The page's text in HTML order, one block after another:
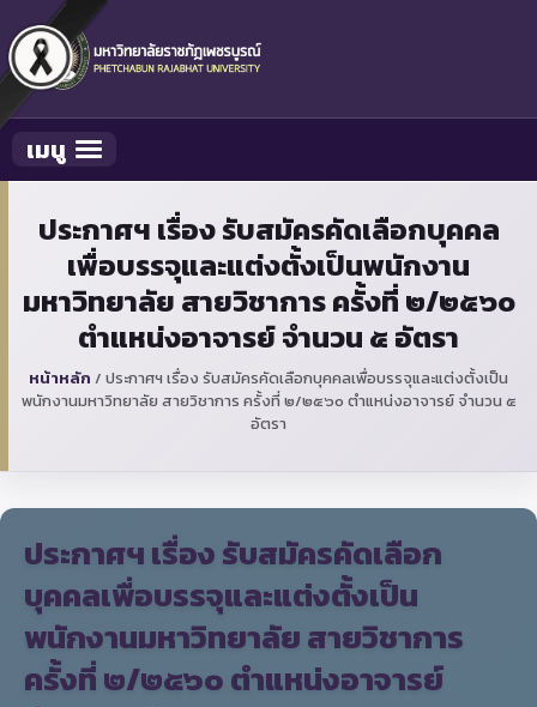
Toggle navigation
เมนู
ประกาศฯ เรื่อง รับสมัครคัดเลือกบุคคล
เพื่อบรรจุและแต่งตั้งเป็นพนักงาน
มหาวิทยาลัย สายวิชาการ ครั้งที่ ๒/๒๕๖๐
ตำแหน่งอาจารย์ จำนวน ๕ อัตรา
หน้าหลัก / ประกาศฯ เรื่อง รับสมัครคัดเลือกบุคคลเพื่อบรรจุและแต่งตั้งเป็น
พนักงานมหาวิทยาลัย สายวิชาการ ครั้งที่ ๒/๒๕๖๐ ตำแหน่งอาจารย์ จำนวน ๕
อัตรา
ประกาศฯ เรื่อง รับสมัครคัดเลือก
บุคคลเพื่อบรรจุและแต่งตั้งเป็น
พนักงานมหาวิทยาลัย สายวิชาการ
ครั้งที่ ๒/๒๕๖๐ ตำแหน่งอาจารย์